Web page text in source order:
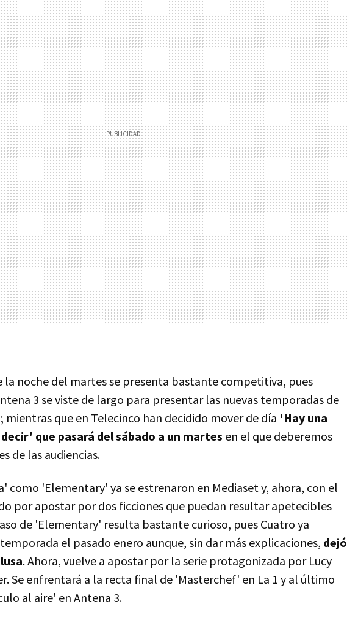
la noche del martes se presenta bastante competitiva, pues
3 se viste de largo para presentar las nuevas temporadas de
mientras que en Telecinco han decidido mover de día 'Hay una
que pasará del sábado a un martes en el que deberemos
de las audiencias.
como 'Elementary' ya se estrenaron en Mediaset y, ahora, con el
por apostar por dos ficciones que puedan resultar apetecibles
de 'Elementary' resulta bastante curioso, pues Cuatro ya
el pasado enero aunque, sin dar más explicaciones, dejó
. Ahora, vuelve a apostar por la serie protagonizada por Lucy
Se enfrentará a la recta final de 'Masterchef' en La 1 y al último
al aire' en Antena 3.